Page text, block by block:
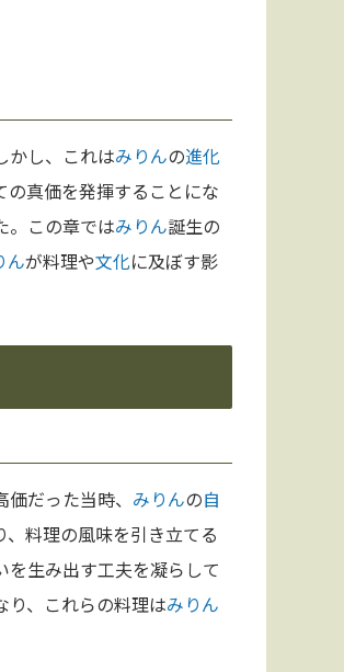
かし、これはみりんの進化
真価を発揮することにな
。この章ではみりん誕生の
んが料理や文化に及ぼす影
だった当時、 みりんの自
料理の風味を引き立てる
生み出す工夫を凝らして
り、これらの料理はみりん